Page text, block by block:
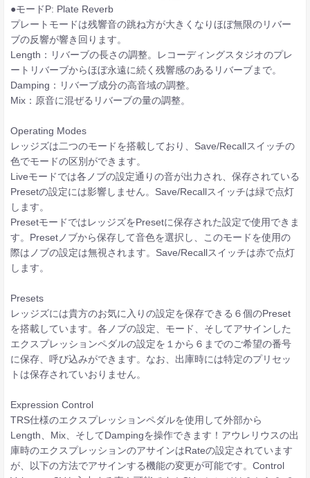
●モードP: Plate Reverb
プレートモードは残響音の跳ね方が大きくなりほぼ無限のリバー
ブの反響が響き回ります。
Length：リバーブの長さの調整。レコーディングスタジオのプレ
ートリバーブからほぼ永遠に続く残響感のあるリバーブまで。
Damping：リバーブ成分の高音域の調整。
Mix：原音に混ぜるリバーブの量の調整。
Operating Modes
レッジズは二つのモードを搭載しており、Save/Recallスイッチの
色でモードの区別ができます。
Liveモードでは各ノブの設定通りの音が出力され、保存されている
Presetの設定には影響しません。Save/Recallスイッチは緑で点灯
します。
PresetモードではレッジズをPresetに保存された設定で使用できま
す。Presetノブから保存して音色を選択し、このモードを使用の
際はノブの設定は無視されます。Save/Recallスイッチは赤で点灯
します。
Presets
レッジズには貴方のお気に入りの設定を保存できる６個のPreset
を搭載しています。各ノブの設定、モード、そしてアサインした
エクスプレッションペダルの設定を１から６までのご希望の番号
に保存、呼び込みができます。なお、出庫時には特定のプリセッ
トは保存されていおりません。
Expression Control
TRS仕様のエクスプレッションペダルを使用して外部から
Length、Mix、そしてDampingを操作できます！アウレリウスの出
庫時のエクスプレッションのアサインはRateの設定されています
が、以下の方法でアサインする機能の変更が可能です。Control